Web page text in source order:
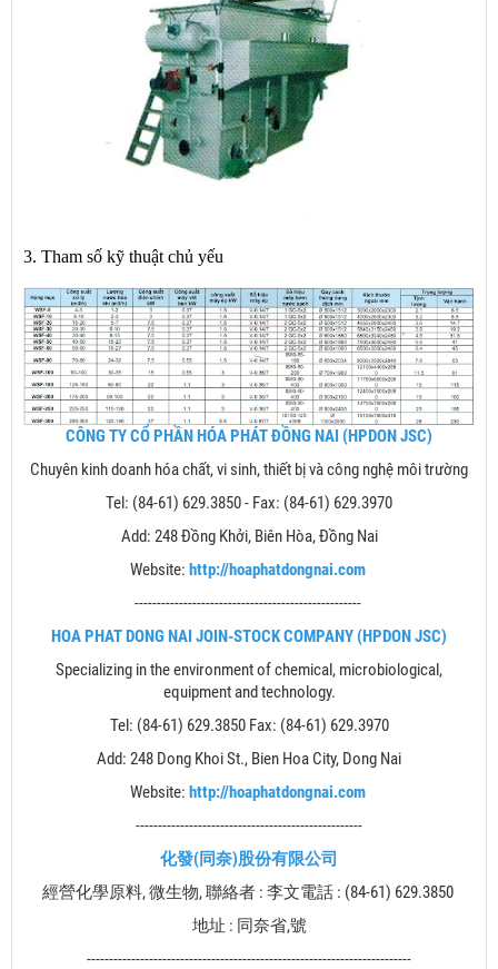
3. Tham số kỹ thuật chủ yếu
CÔNG TY CỔ PHẦN HÓA PHÁT ĐỒNG NAI (HPDON JSC)
Chuyên kinh doanh hóa chất, vi sinh, thiết bị và công nghệ môi trường
Tel: (84-61) 629.3850 - Fax: (84-61) 629.3970
Add: 248 Đồng Khởi, Biên Hòa, Đồng Nai
Website: http://hoaphatdongnai.com
---------------------------------------------------
HOA PHAT DONG NAI JOIN-STOCK COMPANY (HPDON JSC)
Specializing in the environment of chemical, microbiological,
equipment and technology.
Tel: (84-61) 629.3850Fax: (84-61) 629.3970
Add: 248 Dong Khoi St., Bien Hoa City, Dong Nai
Website: http://hoaphatdongnai.com
---------------------------------------------------
化發(同奈)股份有限公司
經營化學原料,微生物,聯絡者: 李文電話: (84-61) 629.3850
地址 : 同奈省,號
-------------------------------------------------------------------------